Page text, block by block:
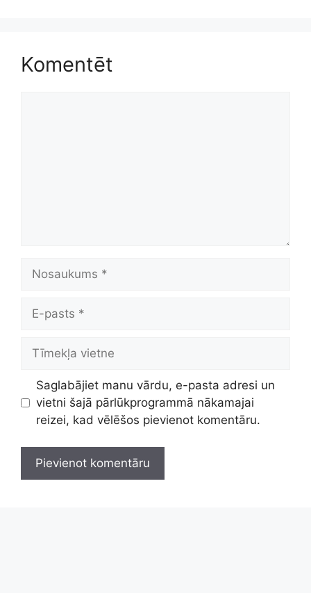
Komentēt
Nosaukums
pasts
Tīmekļa
Saglabājiet manu vārdu, e-pasta adresi un
vietni šajā pārlūkprogrammā nākamajai
reizei, kad vēlēšos pievienot komentāru.